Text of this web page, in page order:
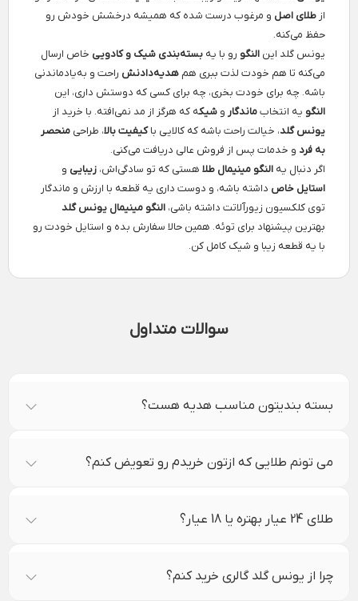
از طلای اصل و مرغوب درست شده که همیشه درخشش خودش رو
حفظ می‌کنه.
یونس گلد این النگو رو با یه بسته‌بندی شیک و کادویی خاص ارسال
می‌کنه تا هم خودت لذت ببری هم هدیه‌دادنش راحت و به‌یادماندنی
باشه. چه برای خودت بخری، چه برای کسی که دوستش داری، این
النگو یه انتخابماندگار و شیکه که هرگز از مد نمی‌افته. با خرید از
یونس گلد، خیالت راحت باشه که کالایی باکیفیت بالا، طراحی منحصر
به فرد و خدمات پس از فروش عالی دریافت می‌کنی.
اگر دنبال یه النگو مینیمال طلا هستی که تو سادگی‌اش، زیبایی و
استایل خاص داشته باشه، و دوست داری یه قطعه با ارزش و ماندگار
توی کلکسیون زیورآلاتت داشته باشی، النگو مینیمال یونس گلد
بهترین پیشنهاد برای توئه. همین حالا سفارش بده و استایل خودت رو
با یه قطعه زیبا و شیک کامل کن.
سوالات متداول
بسته بندیتون مناسب هدیه هست؟
می تونم طلایی که ازتون خریدم رو تعویض کنم؟
طلای 24 عیار بهتره یا 18 عیار؟
چرا از یونس گلد گالری خرید کنم؟